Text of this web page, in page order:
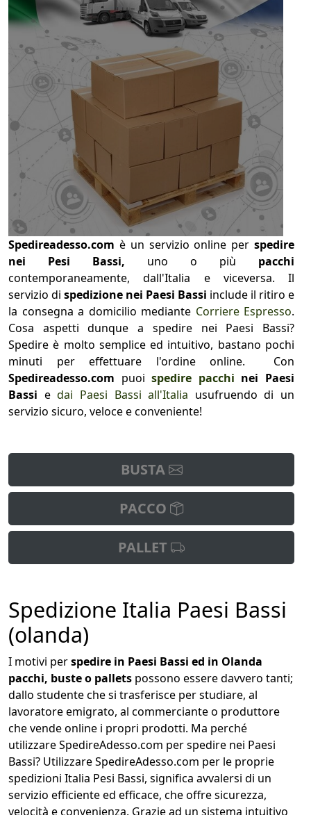
Spedireadesso.com è un servizio online per spedire
nei Pesi Bassi, uno o più pacchi
contemporaneamente, dall'Italia e viceversa. Il
servizio di spedizione nei Paesi Bassi include il ritiro e
la consegna a domicilio mediante Corriere Espresso.
Cosa aspetti dunque a spedire nei Paesi Bassi?
Spedire è molto semplice ed intuitivo, bastano pochi
minuti per effettuare l'ordine online. Con
Spedireadesso.com puoispedire pacchi nei Paesi
Bassi edai Paesi Bassi all'Italia usufruendo di un
servizio sicuro, veloce e conveniente!
BUSTA
PACCO
PALLET
Spedizione Italia Paesi Bassi
(olanda)
I motivi perspedire in Paesi Bassi ed in Olanda
pacchi, buste o pallets possono essere davvero tanti;
dallo studente che si trasferisce per studiare, al
lavoratore emigrato, al commerciante o produttore
che vende online i propri prodotti. Ma perché
utilizzare SpedireAdesso.com per spedire nei Paesi
Bassi? Utilizzare SpedireAdesso.com per le proprie
spedizioni Italia Pesi Bassi, significa avvalersi di un
servizio efficiente ed efficace, che offre sicurezza,
velocità e convenienza. Grazie ad un sistema intuitivo